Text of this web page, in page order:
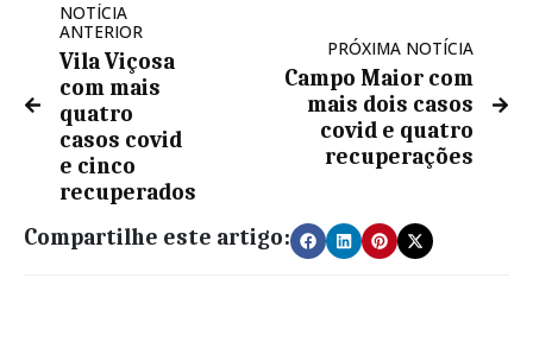
NOTÍCIA
ANTERIOR
Vila Viçosa
com mais
quatro
casos covid
e cinco
recuperados
PRÓXIMA NOTÍCIA
Campo Maior com
mais dois casos
covid e quatro
recuperações
Compartilhe este artigo: